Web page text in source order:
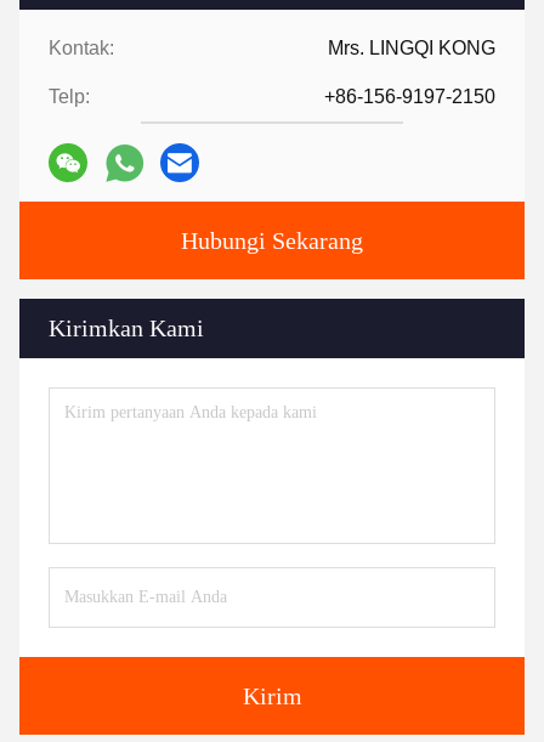
Kontak: Mrs. LINGQI KONG
Telp: +86-156-9197-2150
Hubungi Sekarang
Kirimkan Kami
Kirim